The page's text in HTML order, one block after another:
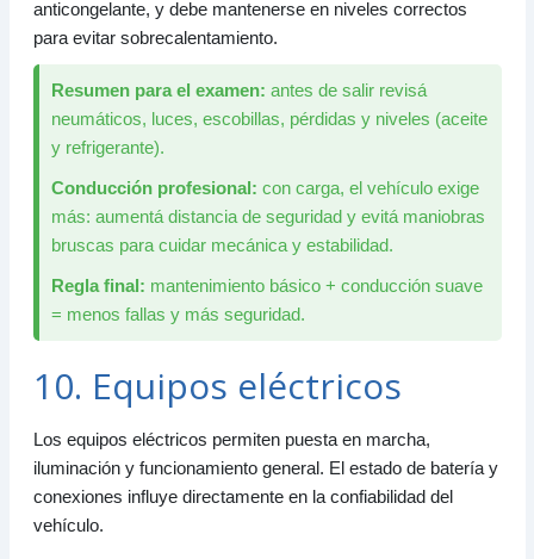
anticongelante, y debe mantenerse en niveles correctos
para evitar sobrecalentamiento.
Resumen para el examen: antes de salir revisá
neumáticos, luces, escobillas, pérdidas y niveles (aceite
y refrigerante).
Conducción profesional: con carga, el vehículo exige
más: aumentá distancia de seguridad y evitá maniobras
bruscas para cuidar mecánica y estabilidad.
Regla final: mantenimiento básico + conducción suave
= menos fallas y más seguridad.
10. Equipos eléctricos
Los equipos eléctricos permiten puesta en marcha,
iluminación y funcionamiento general. El estado de batería y
conexiones influye directamente en la confiabilidad del
vehículo.